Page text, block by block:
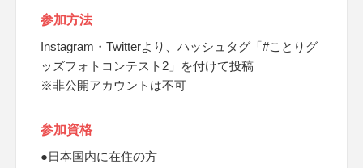
参加方法
Instagram・Twitterより、ハッシュタグ「#ことりグ
ッズフォトコンテスト2」を付けて投稿
※非公開アカウントは不可
参加資格
●日本国内に在住の方